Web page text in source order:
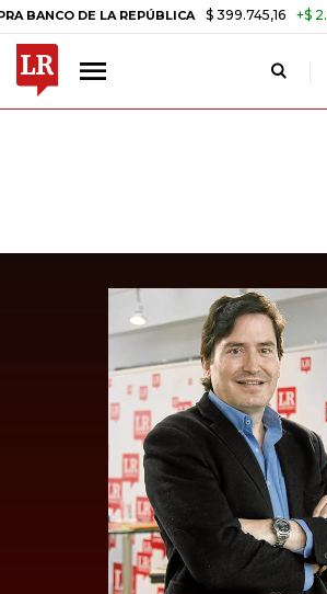
DE LA REPÚBLICA $ 399.745,16 +$ 2.295,71